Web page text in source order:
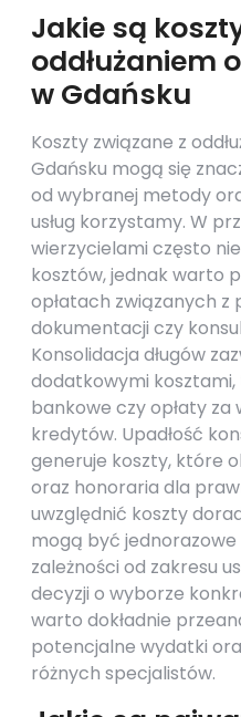
Jakie są
oddłużaniem
w Gdańsku
Koszty związane z
Gdańsku mogą się
od wybranej metody
usług korzystamy. W
wierzycielami często
kosztów, jednak warto
opłatach związanych
dokumentacji czy
Konsolidacja długów
dodatkowymi
bankowe czy opłaty za
kredytów. Upadłość
generuje koszty, które
oraz honoraria dla
uwzględnić koszty
mogą być jednorazowe
zależności od zakresu
decyzji o wyborze
warto dokładnie
potencjalne wydatki
różnych specjalistów.